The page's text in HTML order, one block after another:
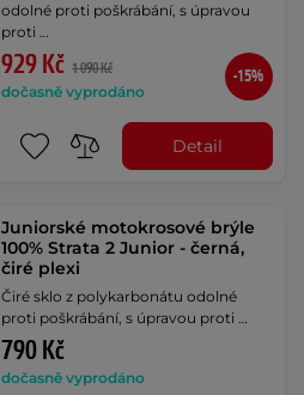
odolné proti poškrábání, s úpravou
proti …
929 Kč 1 090 Kč
dočasně vyprodáno
-15%
Detail
Juniorské motokrosové brýle
100% Strata 2 Junior - černá,
čiré plexi
Čiré sklo z polykarbonátu odolné
proti poškrábání, s úpravou proti …
790 Kč
dočasně vyprodáno